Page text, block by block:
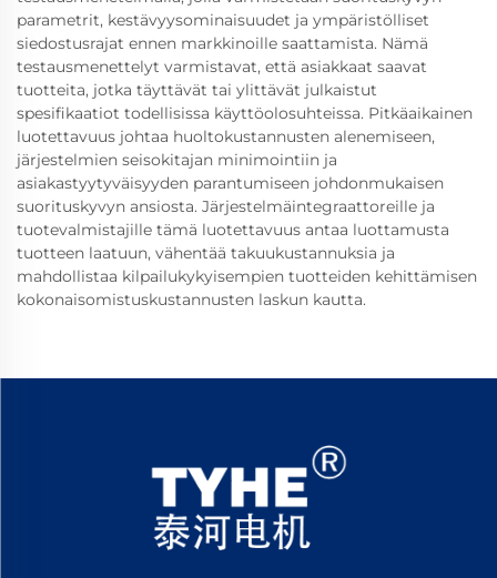
parametrit, kestävyysominaisuudet ja ympäristölliset
siedostusrajat ennen markkinoille saattamista. Nämä
testausmenettelyt varmistavat, että asiakkaat saavat
tuotteita, jotka täyttävät tai ylittävät julkaistut
spesifikaatiot todellisissa käyttöolosuhteissa. Pitkäaikainen
luotettavuus johtaa huoltokustannusten alenemiseen,
järjestelmien seisokitajan minimointiin ja
asiakastyytyväisyyden parantumiseen johdonmukaisen
suorituskyvyn ansiosta. Järjestelmäintegraattoreille ja
tuotevalmistajille tämä luotettavuus antaa luottamusta
tuotteen laatuun, vähentää takuukustannuksia ja
mahdollistaa kilpailukykyisempien tuotteiden kehittämisen
kokonaisomistuskustannusten laskun kautta.